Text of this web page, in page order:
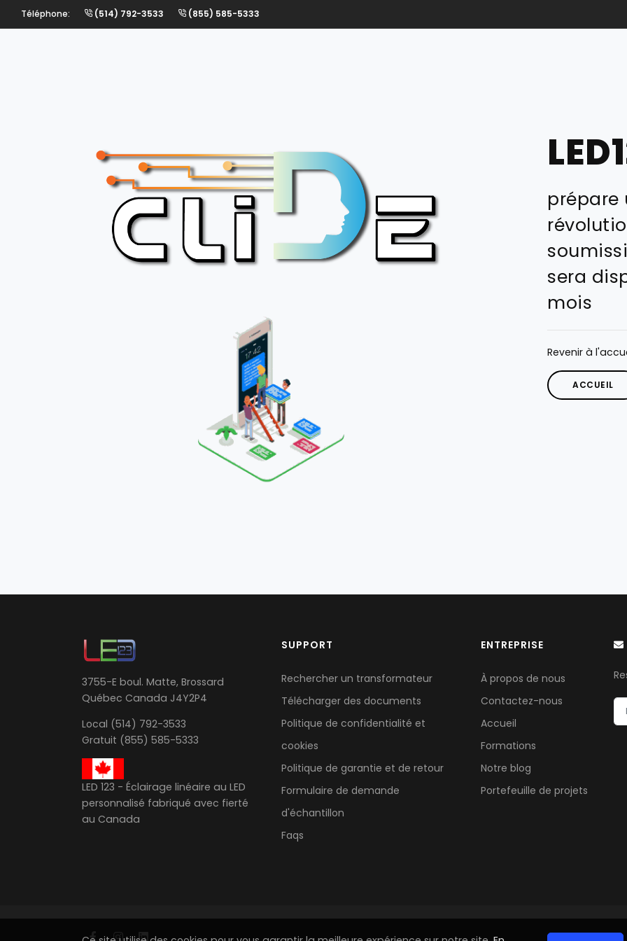
Téléphone: (514) 792-3533 (855) 585-5333
prépare
sera
mois
Revenir à
ACCUEIL
3755-E boul. Matte, Brossard
Québec Canada J4Y2P4
Local (514) 792-3533
Gratuit (855) 585-5333
LED 123 - Éclairage linéaire au LED
personnalisé fabriqué avec fierté
au Canada
SUPPORT
Rechercher un transformateur
Télécharger des documents
Politique de confidentialité et
cookies
Politique de garantie et de retour
Formulaire de demande
d'échantillon
Faqs
ENTREPRISE
À propos de nous
Contactez-nous
Accueil
Formations
Notre blog
Portefeuille de projets